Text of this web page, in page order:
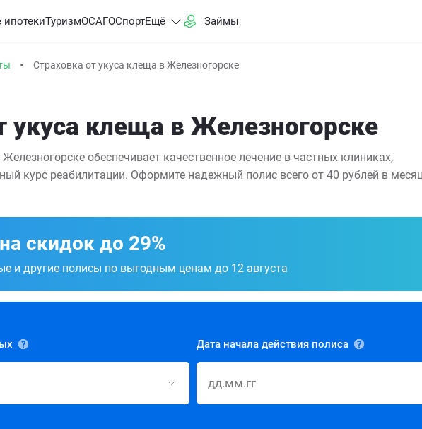
ипотекиТуризмОСАГОСпортЕщё Займы
Страховка от укуса клеща в Железногорске
укуса клеща в Железногорске
обеспечивает качественное лечение в частных клиниках,
курс реабилитации. Оформите надежный полис всего от 40 рублей в
скидок до 29%
и другие полисы по выгодным ценам до 12 августа
Дата начала действия полиса